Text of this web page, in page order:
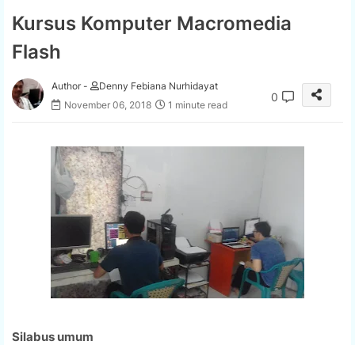
Kursus Komputer Macromedia
Flash
Author -
Denny Febiana Nurhidayat
November 06, 2018
1 minute read
0
Silabus umum